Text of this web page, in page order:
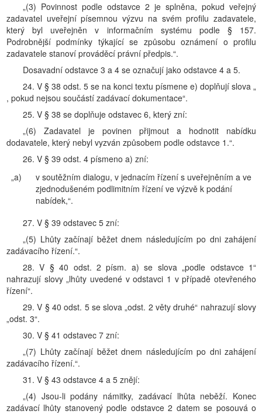
„(3) Povinnost podle odstavce 2 je splněna, pokud veřejný
zadavatel uveřejní písemnou výzvu na svém profilu zadavatele,
který byl uveřejněn v informačním systému podle § 157.
Podrobnější podmínky týkající se způsobu oznámení o profilu
zadavatele stanoví prováděcí právní předpis.“.
Dosavadní odstavce 3 a 4 se označují jako odstavce 4 a 5.
24. V § 38 odst. 5 se na konci textu písmene e) doplňují slova „
, pokud nejsou součástí zadávací dokumentace“.
25. V § 38 se doplňuje odstavec 6, který zní:
„(6) Zadavatel je povinen přijmout a hodnotit nabídku
dodavatele, který nebyl vyzván způsobem podle odstavce 1.“.
26. V § 39 odst. 4 písmeno a) zní:
„a)
v soutěžním dialogu, v jednacím řízení s uveřejněním a ve
zjednodušeném podlimitním řízení ve výzvě k podání
nabídek,“.
27. V § 39 odstavec 5 zní:
„(5) Lhůty začínají běžet dnem následujícím po dni zahájení
zadávacího řízení.“.
28. V § 40 odst. 2 písm. a) se slova „podle odstavce 1“
nahrazují slovy „lhůty uvedené v odstavci 1 v případě otevřeného
řízení“.
29. V § 40 odst. 5 se slova „odst. 2 věty druhé“ nahrazují slovy
„odst. 3“.
30. V § 41 odstavec 7 zní:
„(7) Lhůty začínají běžet dnem následujícím po dni zahájení
zadávacího řízení.“.
31. V § 43 odstavce 4 a 5 znějí:
„(4) Jsou-li podány námitky, zadávací lhůta neběží. Konec
zadávací lhůty stanovený podle odstavce 2 datem se posouvá o